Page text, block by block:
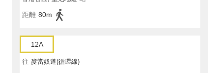
距離 80m
12A
往 麥當奴道(循環線)